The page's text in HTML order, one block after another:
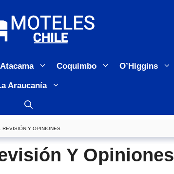
Atacama Coquimbo O’Higgins
Araucanía
REVISIÓN Y OPINIONES
Y Opiniones